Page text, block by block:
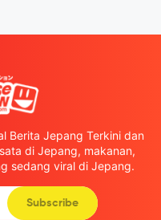
Berita Jepang Terkini dan
di Jepang, makanan,
sedang viral di Jepang.
Subscribe